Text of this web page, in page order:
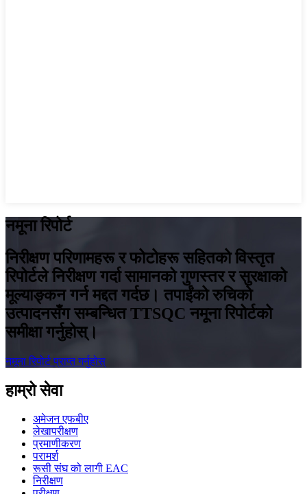
नमूना रिपोर्ट
निरीक्षण परिणामहरू र फोटोहरू सहितको विस्तृत
रिपोर्टले निरीक्षण गर्दा सामानको गुणस्तर र सुरक्षाको
मूल्याङ्कन गर्न मद्दत गर्दछ। तपाईंको रुचिको
उत्पादनसँग सम्बन्धित TTSQC नमूना रिपोर्टको
समीक्षा गर्नुहोस्।
नमूना रिपोर्ट प्राप्त गर्नुहोस्
हाम्रो सेवा
अमेजन एफबीए
लेखापरीक्षण
प्रमाणीकरण
परामर्श
रूसी संघ को लागी EAC
निरीक्षण